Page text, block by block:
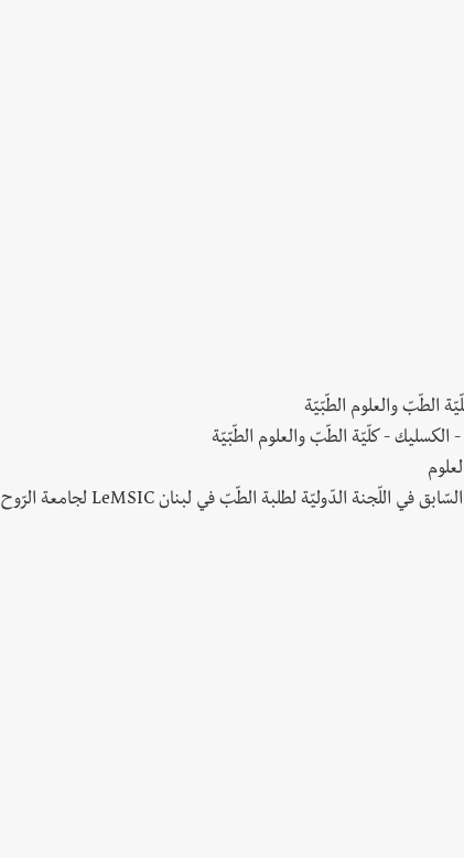
الطّبّ والعلوم الطّبّيّة
الكسليك - كلّيّة الطّبّ والعلوم الطّبّيّة
المدير المحلّي السّابق ومساعد العلاقات العامّة والتّواصل السّابق في اللّجنة الدّوليّة لطلبة الطّبّ في لبنان LeMSIC لجامعة الرّوح